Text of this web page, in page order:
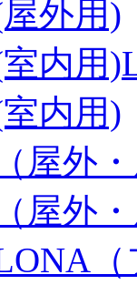
外用)
内用
内用)
屋外
屋外